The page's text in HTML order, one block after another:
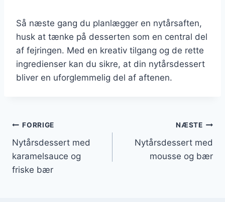
Så næste gang du planlægger en nytårsaften,
husk at tænke på desserten som en central del
af fejringen. Med en kreativ tilgang og de rette
ingredienser kan du sikre, at din nytårsdessert
bliver en uforglemmelig del af aftenen.
Indlægsnavigation
FORRIGE
Nytårsdessert med
karamelsauce og
friske bær
NÆSTE
Nytårsdessert med
mousse og bær